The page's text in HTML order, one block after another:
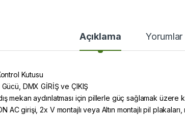
Açıklama Yorumlar
Kutusu
DMX GİRİŞ ve ÇIKIŞ
mekan aydınlatması için pillerle güç sağlamak üzere
AC girişi, 2x V montajlı veya Altın montajlı pil